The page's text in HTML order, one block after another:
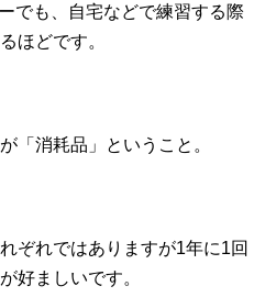
でも、自宅などで練習する際
ほどです。
「消耗品」ということ。
ぞれではありますが1年に1回
好ましいです。